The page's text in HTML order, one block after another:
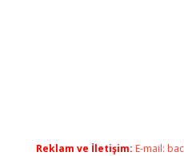
Reklam ve İletişim: E-mail: